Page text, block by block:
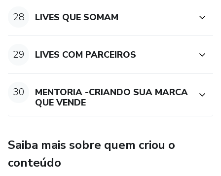
28 LIVES QUE SOMAM
29 LIVES COM PARCEIROS
30
MENTORIA -CRIANDO SUA MARCA
QUE VENDE
Saiba mais sobre quem criou o
conteúdo